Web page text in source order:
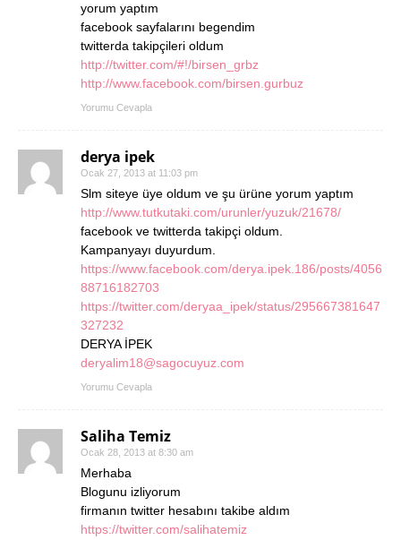
yorum yaptım
facebook sayfalarını begendim
twitterda takipçileri oldum
http://twitter.com/#!/birsen_grbz
http://www.facebook.com/birsen.gurbuz
Yorumu Cevapla
derya ipek
Ocak 27, 2013 at 11:03 pm
Slm siteye üye oldum ve şu ürüne yorum yaptım
http://www.tutkutaki.com/urunler/yuzuk/21678/
facebook ve twitterda takipçi oldum.
Kampanyayı duyurdum.
https://www.facebook.com/derya.ipek.186/posts/4056
88716182703
https://twitter.com/deryaa_ipek/status/295667381647
327232
DERYA İPEK
deryalim18@sagocuyuz.com
Yorumu Cevapla
Saliha Temiz
Ocak 28, 2013 at 8:30 am
Merhaba
Blogunu izliyorum
firmanın twitter hesabını takibe aldım
https://twitter.com/salihatemiz